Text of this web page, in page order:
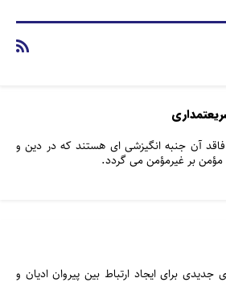
فاقد آن جنبه انگیزشی ای هستند که در دین و
مؤمن بر غیرمؤمن می گردد.
برای ایجاد ارتباط بین پیروان ادیان و